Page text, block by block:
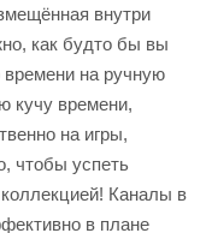
внутри
как будто бы вы
времени на ручную
кучу времени,
на игры,
чтобы успеть
Каналы в
в плане